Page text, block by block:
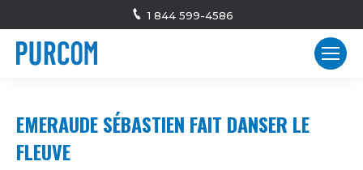
1 844 599-4586
EMERAUDE SÉBASTIEN FAIT DANSER LE
FLEUVE